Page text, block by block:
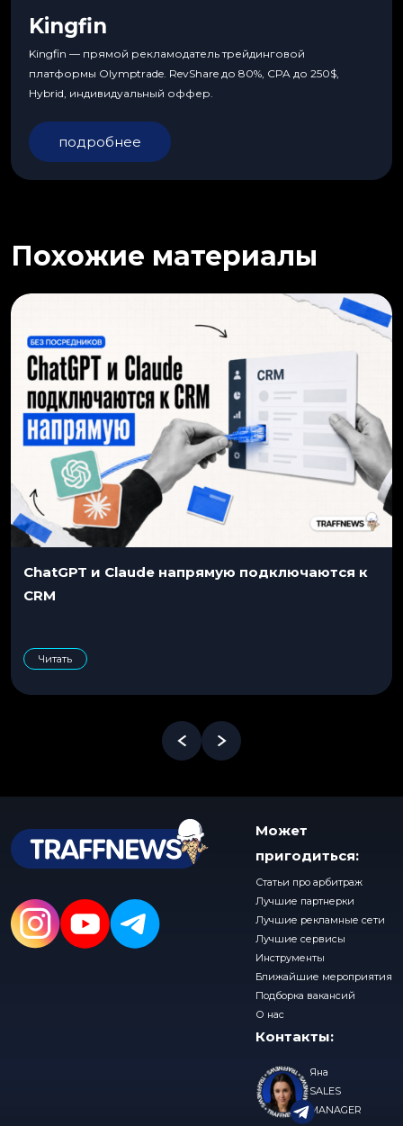
Kingfin
Kingfin — прямой рекламодатель трейдинговой
платформы Olymptrade. RevShare до 80%, CPA до 250$,
Hybrid, индивидуальный оффер.
подробнее
Похожие материалы
ChatGPT и Claude напрямую подключаются к
CRM
Читать
Может
пригодиться:
Статьи про арбитраж
Лучшие партнерки
Лучшие рекламные сети
Лучшие сервисы
Инструменты
Ближайшие мероприятия
Подборка вакансий
О нас
Контакты:
Яна
SALES
MANAGER